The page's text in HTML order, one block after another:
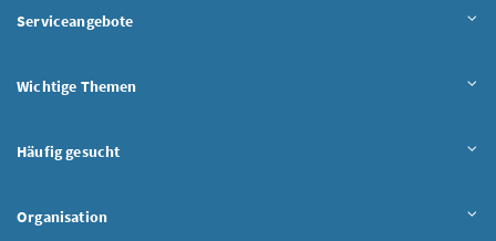
Serviceangebote
Wichtige Themen
Häufig gesucht
Organisation